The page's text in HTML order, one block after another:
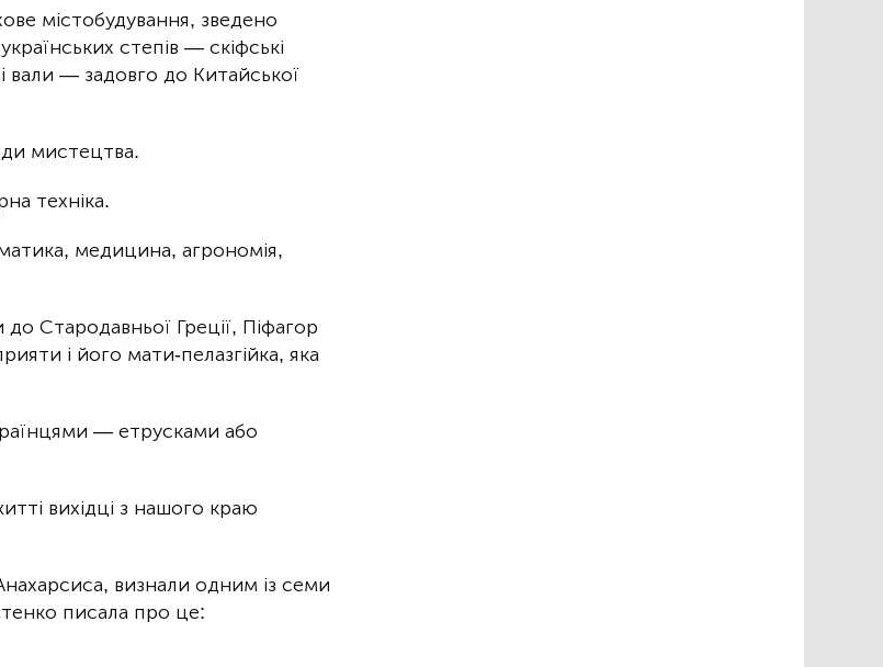
містобудування, зведено
степів — скіфські
вали — задовго до Китайської
мистецтва.
техніка.
медицина, агрономія,
Стародавньої Греції, Піфагор
і його мати-пелазгійка, яка
— етрусками або
вихідці з нашого краю
визнали одним із семи
писала про це: